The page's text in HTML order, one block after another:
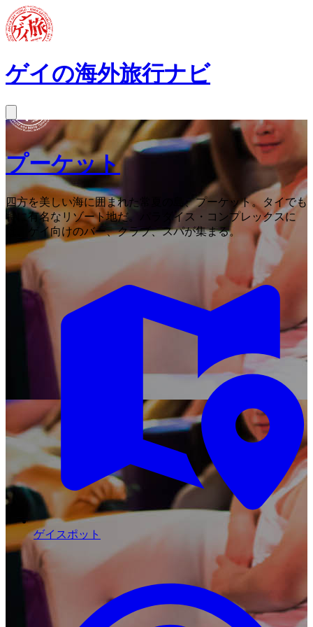
ゲイの海外旅行ナビ
プーケット
四方を美しい海に囲まれた常夏の島、プーケット。タイでも
特に有名なリゾート地だ。パラダイス・コンプレックスに
は、ゲイ向けのバー、クラブ、スパが集まる。
ゲイスポット